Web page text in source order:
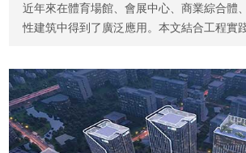
近年來在體育場館、會展中心、商業綜合體
性建筑中得到了廣泛應用。本文結合工程實